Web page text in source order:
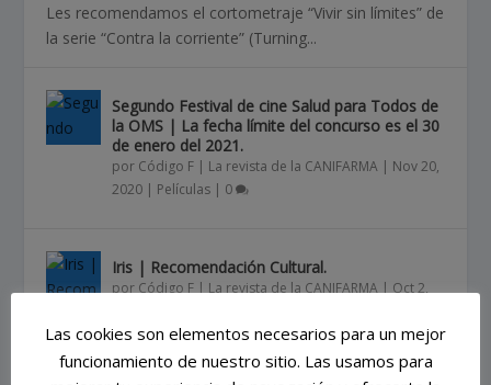
Les recomendamos el cortometraje “Vivir sin límites” de
la serie “Contra la corriente” (Turning...
Segundo Festival de cine Salud para Todos de
la OMS | La fecha límite del concurso es el 30
de enero del 2021.
por Código F | La revista de la CANIFARMA | Nov 20,
2020 | Películas | 0
Iris | Recomendación Cultural.
por Código F | La revista de la CANIFARMA | Oct 2,
Las cookies son elementos necesarios para un mejor
funcionamiento de nuestro sitio. Las usamos para